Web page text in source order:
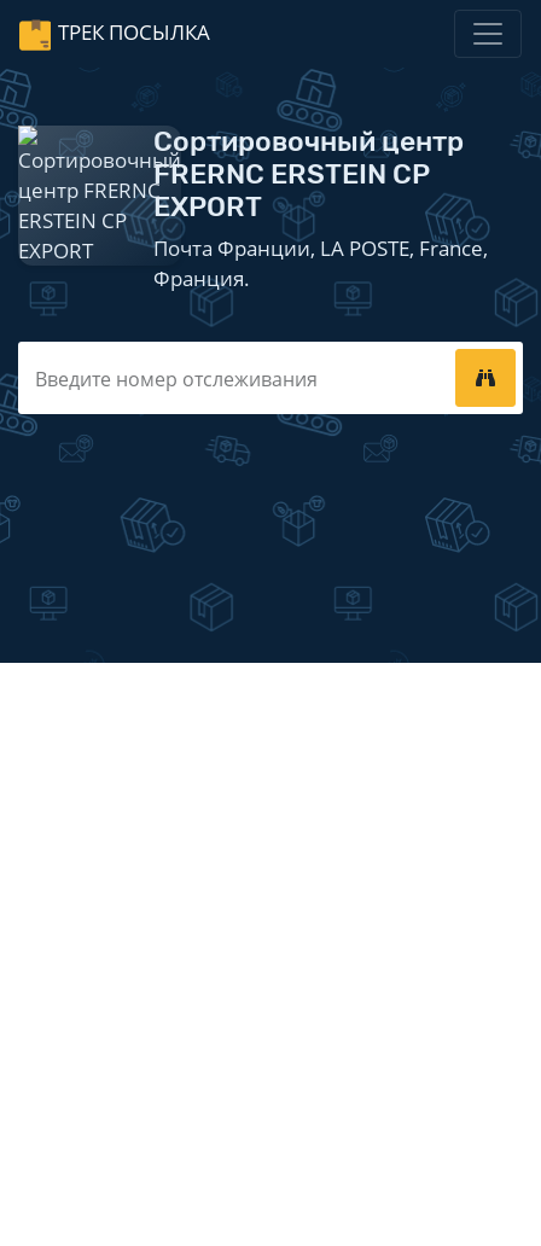
ТРЕК ПОСЫЛКА
Сортировочный центр
FRERNC ERSTEIN CP
EXPORT
Почта Франции, LA POSTE, France,
Франция.